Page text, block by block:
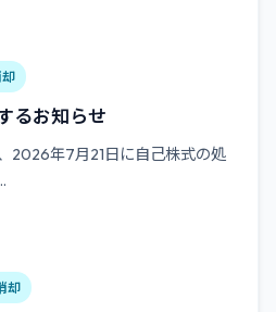
るお知らせ
2026年7月21日に自己株式の処
却